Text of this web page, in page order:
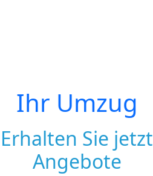
Ihr Umzug
Erhalten Sie jetzt
Angebote